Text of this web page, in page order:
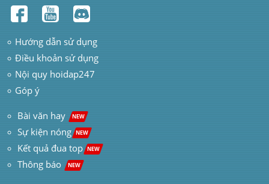
Hướng dẫn sử dụng
Điều khoản sử dụng
Nội quy hoidap247
Góp ý
Bài văn hay NEW
Sự kiện nóng NEW
Kết quả đua top NEW
Thông báo NEW